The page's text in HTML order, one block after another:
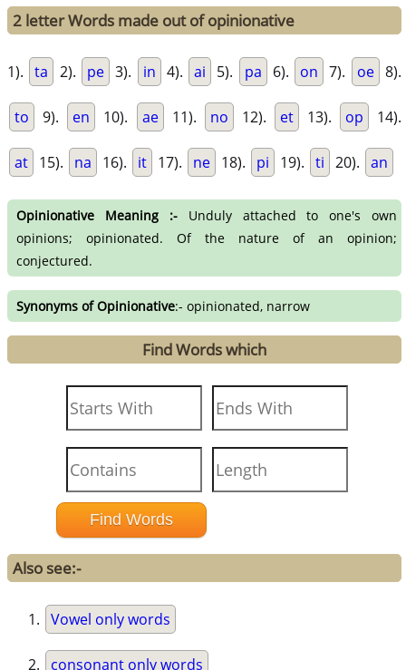
2 letter Words made out of opinionative
1). ta 2). pe 3). in 4). ai 5). pa 6). on 7). oe 8).
to 9). en 10). ae 11). no 12). et 13). op 14).
at 15). na 16). it 17). ne 18). pi 19). ti 20). an
Opinionative Meaning :-Unduly attached to one's own
opinions; opinionated. Of the nature of an opinion;
conjectured.
Synonyms of Opinionative:- opinionated, narrow
Find Words which
Also see:-
Vowel only words
consonant only words